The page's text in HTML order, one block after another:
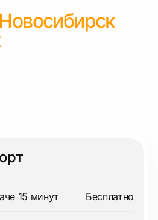
Новосибирск
15 минут Бесплатно